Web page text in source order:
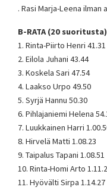
. Rasi Marja-Leena ilman
B-RATA (20 suoritusta)
1. Rinta-Piirto Henri 41.31
2. Eilola Juhani 43.44
3. Koskela Sari 47.54
4. Laakso Urpo 49.50
5. Syrjä Hannu 50.30
6. Pihlajaniemi Helena
7. Luukkainen Harri
8. Hirvelä Matti 1.08.23
9. Taipalus Tapani 1.08.51
10. Rinta-Homi Arto
11. Hyövälti Sirpa 1.14.27